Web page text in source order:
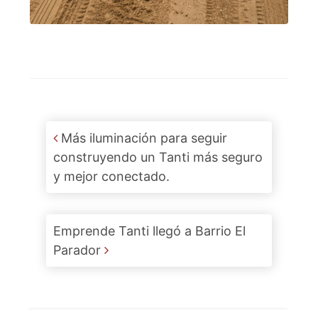
Post navigation
Más iluminación para seguir
construyendo un Tanti más seguro
y mejor conectado.
Emprende Tanti llegó a Barrio El
Parador